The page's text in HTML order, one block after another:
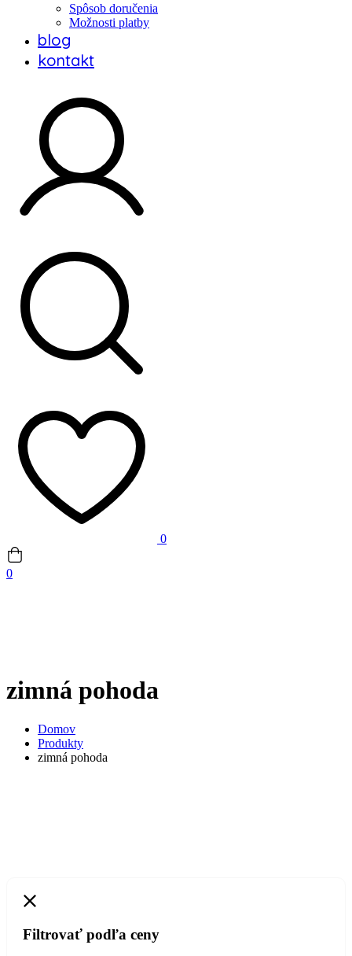
Spôsob doručenia
Možnosti platby
blog
kontakt
0
0
zimná pohoda
Domov
Produkty
zimná pohoda
Filtrovať podľa ceny